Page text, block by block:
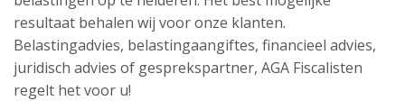
resultaat behalen wij voor onze klanten.
Belastingadvies, belastingaangiftes, financieel advies,
juridisch advies of gesprekspartner, AGA Fiscalisten
regelt het voor u!